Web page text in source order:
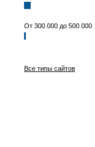
От 300 000 до 500 000
Все типы сайтов